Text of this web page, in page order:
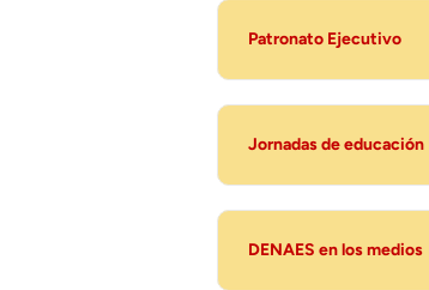
Patronato Ejecutivo
Jornadas de educación
DENAES en los medios